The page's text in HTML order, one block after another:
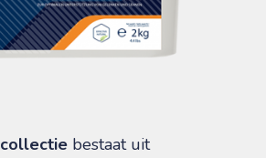
collectiebestaat uit